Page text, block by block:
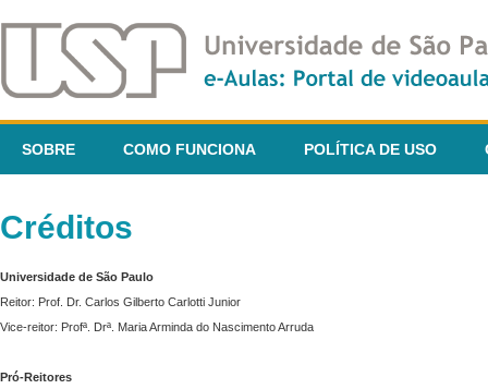
SOBRE COMO FUNCIONA POLÍTICA DE USO
Créditos
Universidade de São Paulo
Reitor: Prof. Dr. Carlos Gilberto Carlotti Junior
Vice-reitor: Profª. Drª. Maria Arminda do Nascimento Arruda
Pró-Reitores